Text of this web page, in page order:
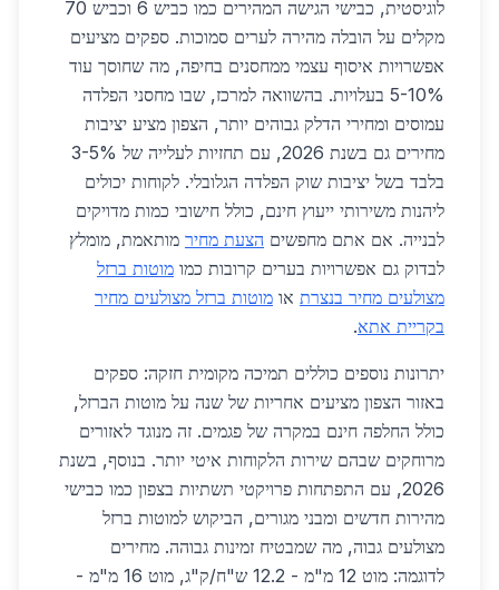
לוגיסטית, כבישי הגישה המהירים כמו כביש 6 וכביש 70
מקלים על הובלה מהירה לערים סמוכות. ספקים מציעים
אפשרויות איסוף עצמי ממחסנים בחיפה, מה שחוסך עוד
5-10% בעלויות. בהשוואה למרכז, שבו מחסני הפלדה
עמוסים ומחירי הדלק גבוהים יותר, הצפון מציע יציבות
מחירים גם בשנת 2026, עם תחזיות לעלייה של 3-5%
בלבד בשל יציבות שוק הפלדה הגלובלי. לקוחות יכולים
ליהנות משירותי ייעוץ חינם, כולל חישובי כמות מדויקים
לבנייה. אם אתם מחפשים הצעת מחיר מותאמת, מומלץ
לבדוק גם אפשרויות בערים קרובות כמו מוטות ברזל
מצולעים מחיר בנצרת או מוטות ברזל מצולעים מחיר
בקריית אתא.
יתרונות נוספים כוללים תמיכה מקומית חזקה: ספקים
באזור הצפון מציעים אחריות של שנה על מוטות הברזל,
כולל החלפה חינם במקרה של פגמים. זה מנוגד לאזורים
מרוחקים שבהם שירות הלקוחות איטי יותר. בנוסף, בשנת
2026, עם התפתחות פרויקטי תשתיות בצפון כמו כבישי
מהירות חדשים ומבני מגורים, הביקוש למוטות ברזל
מצולעים גבוה, מה שמבטיח זמינות גבוהה. מחירים
לדוגמה: מוט 12 מ"מ - 12.2 ש"ח/ק"ג, מוט 16 מ"מ -